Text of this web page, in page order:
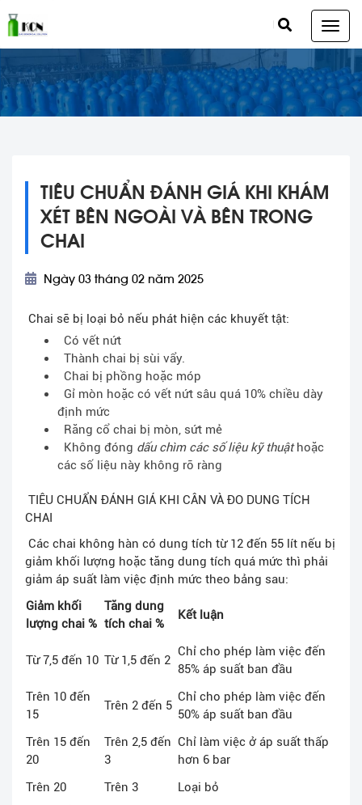
TIÊU CHUẨN ĐÁNH GIÁ KHI KHÁM
XÉT BÊN NGOÀI VÀ BÊN TRONG
CHAI
Ngày 03 tháng 02 năm 2025
Chai sẽ bị loại bỏ nếu phát hiện các khuyết tật:
Có vết nứt
Thành chai bị sùi vẩy.
Chai bị phồng hoặc móp
Gỉ mòn hoặc có vết nứt sâu quá 10% chiều dày
định mức
Răng cổ chai bị mòn, sứt mẻ
Không đóng dấu chìm các số liệu kỹ thuậthoặc
các số liệu này không rõ ràng
TIÊU CHUẨN ĐÁNH GIÁ KHI CÂN VÀ ĐO DUNG TÍCH
CHAI
Các chai không hàn có dung tích từ 12 đến 55 lít nếu bị
giảm khối lượng hoặc tăng dung tích quá mức thì phải
giảm áp suất làm việc định mức theo bảng sau:
Giảm khối
lượng chai %
Tăng dung
tích chai %
Kết luận
Từ 7,5 đến 10 Từ 1,5 đến 2
Chỉ cho phép làm việc đến
85% áp suất ban đầu
Trên 10 đến
15
Trên 2 đến 5
Chỉ cho phép làm việc đến
50% áp suất ban đầu
Trên 15 đến
20
Trên 2,5 đến
3
Chỉ làm việc ở áp suất thấp
hơn 6 bar
Trên 20
Trên 3
Loại bỏ